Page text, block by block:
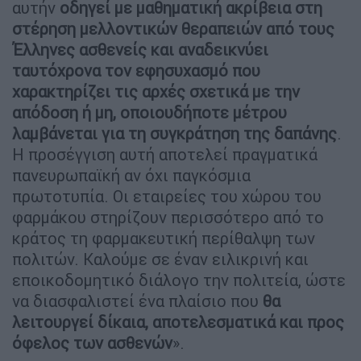
αυτήν οδηγεί με μαθηματική ακρίβεια στη
στέρηση μελλοντικών θεραπειών από τους
Έλληνες ασθενείς και αναδεικνύει
ταυτόχρονα τον εφησυχασμό που
χαρακτηρίζει τις αρχές σχετικά με την
απόδοση ή μη, οποιουδήποτε μέτρου
λαμβάνεται για τη συγκράτηση της δαπάνης.
Η προσέγγιση αυτή αποτελεί πραγματικά
πανευρωπαϊκή αν όχι παγκόσμια
πρωτοτυπία. Οι εταιρείες του χώρου του
φαρμάκου στηρίζουν περισσότερο από το
κράτος τη φαρμακευτική περίθαλψη των
πολιτών. Καλούμε σε έναν ειλικρινή και
εποικοδομητικό διάλογο την πολιτεία, ώστε
να διασφαλιστεί ένα πλαίσιο που θα
λειτουργεί δίκαια, αποτελεσματικά και προς
όφελος των ασθενών».